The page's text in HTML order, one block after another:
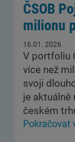
ČSOB
milionu
16.01. 2026
V portfoliu
více než
svoji
je aktuálně
českém
Pokračovat